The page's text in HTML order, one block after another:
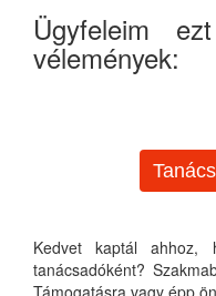
Ügyfeleim
vélemények:
Kedvet kaptál ahhoz,
tanácsadóként?
Támogatásra vagy épp